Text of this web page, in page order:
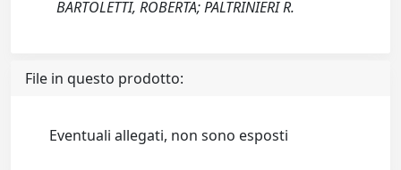
BARTOLETTI, ROBERTA; PALTRINIERI R.
File in questo prodotto:
Eventuali allegati, non sono esposti